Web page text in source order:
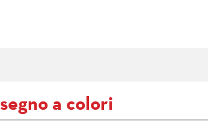
a colori